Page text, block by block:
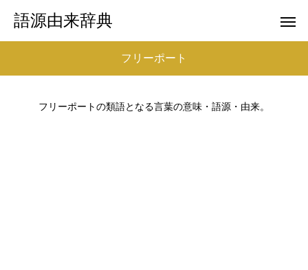
語源由来辞典
フリーポート
フリーポートの類語となる言葉の意味・語源・由来。